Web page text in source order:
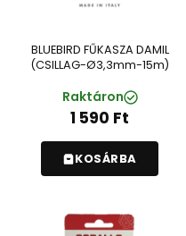
BLUEBIRD FŰKASZA DAMIL
(CSILLAG-Ø3,3mm-15m)
Raktáron
1 590 Ft
KOSÁRBA